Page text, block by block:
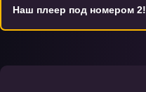
Наш плеер под номером 2!